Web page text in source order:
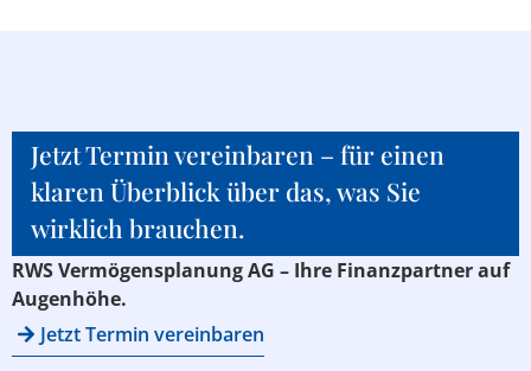
Jetzt Termin vereinbaren – für einen
klaren Überblick über das, was Sie
wirklich brauchen.
RWS Vermögensplanung AG – Ihre Finanzpartner auf
Augenhöhe.
Jetzt Termin vereinbaren